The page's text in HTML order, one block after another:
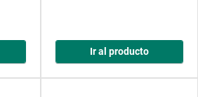
Ir al producto